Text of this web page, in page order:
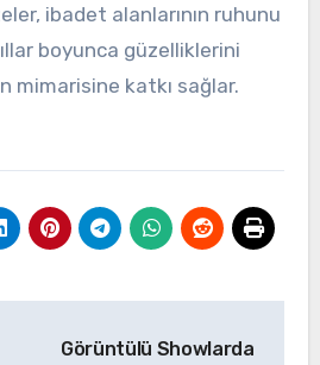
ibadet alanlarının ruhunu
boyunca güzelliklerini
mimarisine katkı sağlar.
Görüntülü Showlarda